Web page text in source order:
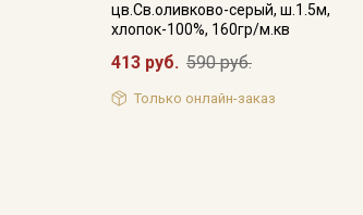
цв.Св.оливково-серый, ш.1.5м,
хлопок-100%, 160гр/м.кв
413 руб. 590 руб.
Только онлайн-заказ